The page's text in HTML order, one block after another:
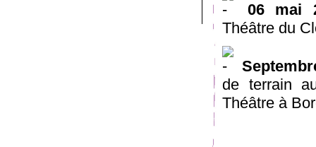
06 mai
Théâtre du
de terrain
Théâtre à